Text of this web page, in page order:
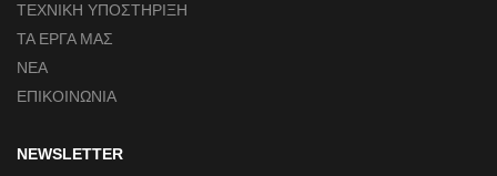
ΤΕΧΝΙΚΗ ΥΠΟΣΤΗΡΙΞΗ
ΤΑ ΕΡΓΑ ΜΑΣ
ΝΕΑ
ΕΠΙΚΟΙΝΩΝΙΑ
NEWSLETTER